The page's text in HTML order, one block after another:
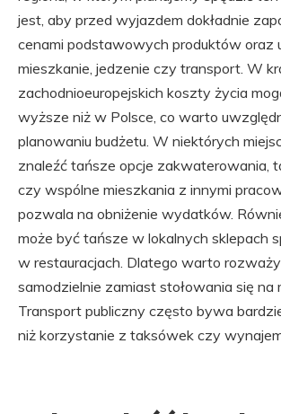
jest, aby przed wyjazdem dokładnie
cenami podstawowych produktów oraz
mieszkanie, jedzenie czy transport. W
zachodnioeuropejskich koszty życia
wyższe niż w Polsce, co warto
planowaniu budżetu. W niektórych
znaleźć tańsze opcje zakwaterowania,
czy wspólne mieszkania z innymi
pozwala na obniżenie wydatków.
może być tańsze w lokalnych sklepach
w restauracjach. Dlatego warto
samodzielnie zamiast stołowania się na
Transport publiczny często bywa
niż korzystanie z taksówek czy